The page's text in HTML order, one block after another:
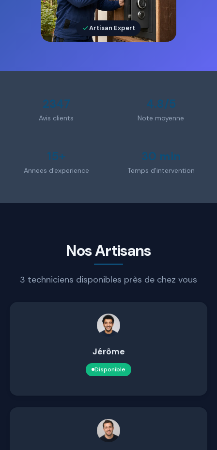
Artisan Expert
2347
Avis clients
4.8/5
Note moyenne
15+
Annees d'experience
30 min
Temps d'intervention
Nos Artisans
3 techniciens disponibles près de chez vous
Jérôme
Disponible